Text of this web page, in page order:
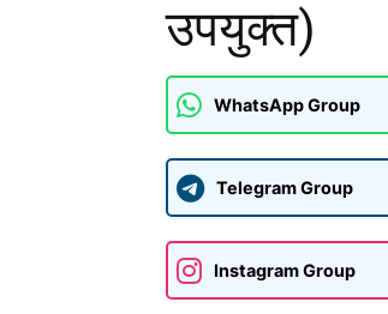
उपयुक्त)
WhatsApp Group
Telegram Group
Instagram Group